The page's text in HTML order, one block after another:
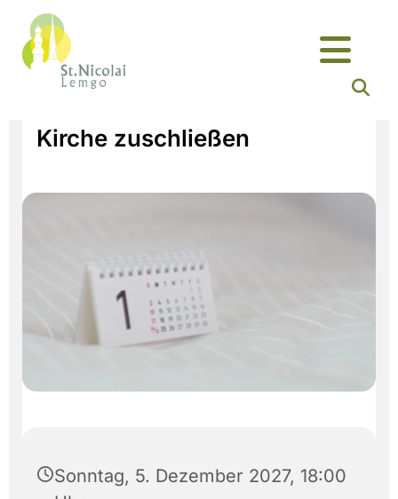
Kirche zuschließen
Sonntag, 5. Dezember 2027, 18:00